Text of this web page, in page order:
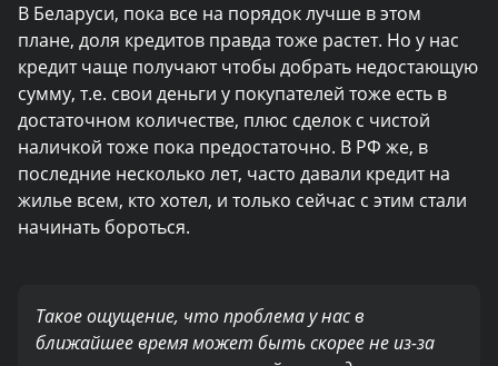
В Беларуси, пока все на порядок лучше в этом
плане, доля кредитов правда тоже растет. Но у нас
кредит чаще получают чтобы добрать недостающую
сумму, т.е. свои деньги у покупателей тоже есть в
достаточном количестве, плюс сделок с чистой
наличкой тоже пока предостаточно. В РФ же, в
последние несколько лет, часто давали кредит на
жилье всем, кто хотел, и только сейчас с этим стали
начинать бороться.
Такое ощущение, что проблема у нас в
ближайшее время может быть скорее не из-за